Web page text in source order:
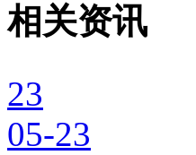
相关资讯
23
05-23